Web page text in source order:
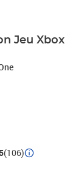
Jeu Xbox
(106)